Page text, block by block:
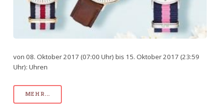
von 08. Oktober 2017 (07:00 Uhr) bis 15. Oktober 2017 (23:59
Uhr): Uhren
MEHR...